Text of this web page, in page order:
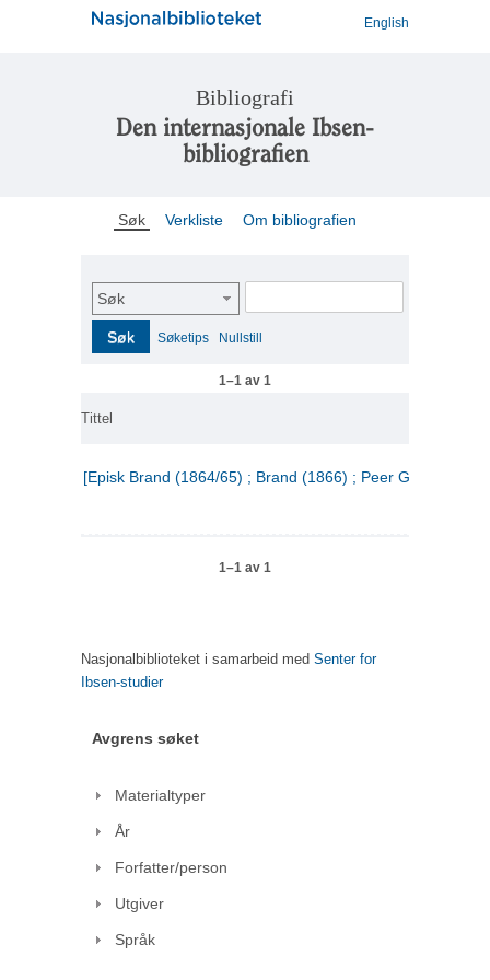
English
Bibliografi
Den internasjonale Ibsen-
bibliografien
Søk Verkliste Om bibliografien
Søk
Søk Søketips Nullstill
1–1 av 1
Tittel
[Episk Brand (1864/65) ; Brand (1866) ; Peer Gynt (1867)]
1–1 av 1
Nasjonalbiblioteket i samarbeid med Senter for
Ibsen-studier
Avgrens søket
Materialtyper
År
Forfatter/person
Utgiver
Språk